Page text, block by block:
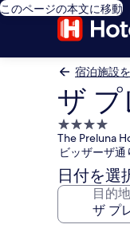
このページの本文に移動
宿泊施設
ザ
4.0
つ
星
宿
泊
The Preluna
ビッザーザ
日付を選
目的地